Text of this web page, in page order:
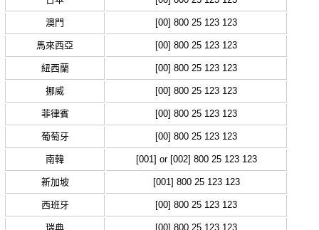
澳門 [00] 800 25 123 123
馬來西亞 [00] 800 25 123 123
紐西蘭 [00] 800 25 123 123
挪威 [00] 800 25 123 123
菲律賓 [00] 800 25 123 123
葡萄牙 [00] 800 25 123 123
南韓 [001] or [002] 800 25 123 123
新加坡 [001] 800 25 123 123
西班牙 [00] 800 25 123 123
瑞典 [00] 800 25 123 123